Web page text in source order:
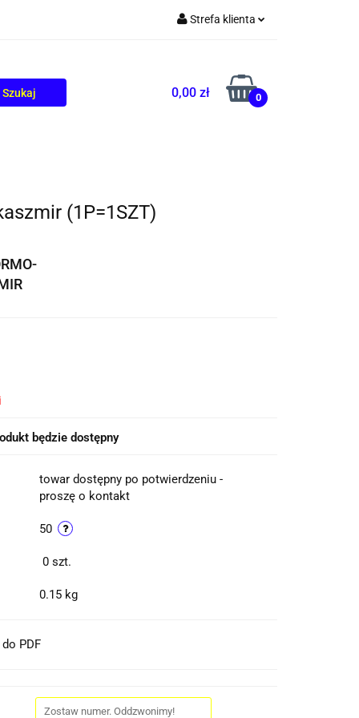
Strefa klienta
Zarejestruj się
Dodaj zgłoszenie
0,00 zł 0
(1P=1SZT)
będzie dostępny
towar dostępny po potwierdzeniu -
proszę o kontakt
50
0 szt.
0.15 kg
PDF